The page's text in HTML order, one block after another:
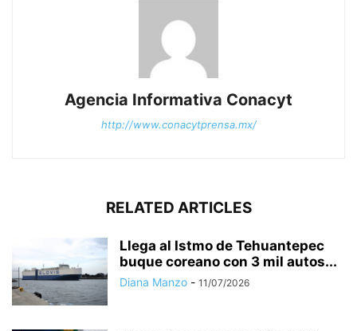
Agencia Informativa Conacyt
http://www.conacytprensa.mx/
RELATED ARTICLES
Llega al Istmo de Tehuantepec
buque coreano con 3 mil autos...
Diana Manzo - 11/07/2026